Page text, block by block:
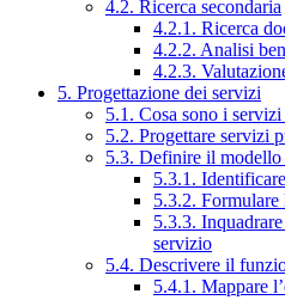
4.2. Ricerca secondaria
4.2.1. Ricerca
4.2.2. Analisi
4.2.3.
5. Progettazione dei servizi
5.1. Cosa sono i
5.2. Progettare servizi
5.3. Definire il
5.3.1.
5.3.2.
5.3.3.
servizio
5.4. Descrivere il
5.4.1. Mappare